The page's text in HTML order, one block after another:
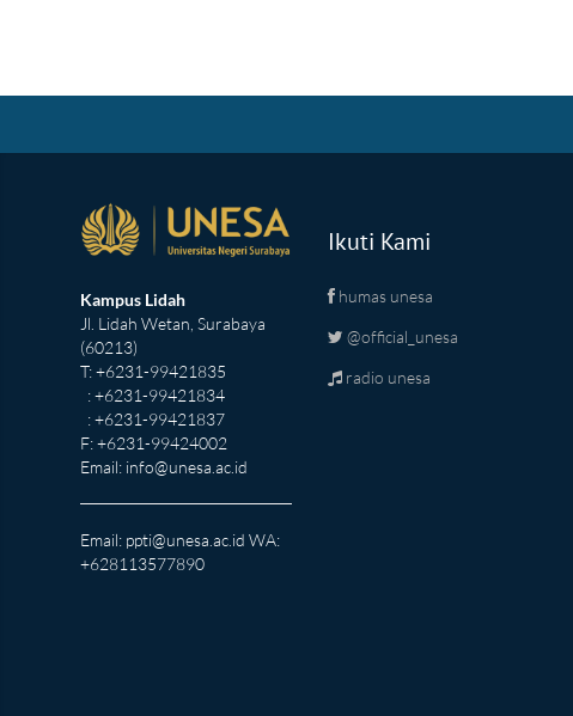
Kampus Lidah
Jl. Lidah Wetan, Surabaya
(60213)
T: +6231-99421835
: +6231-99421834
: +6231-99421837
F: +6231-99424002
Email: info@unesa.ac.id
Email: ppti@unesa.ac.id WA:
+628113577890
Ikuti Kami
humas unesa
@official_unesa
radio unesa